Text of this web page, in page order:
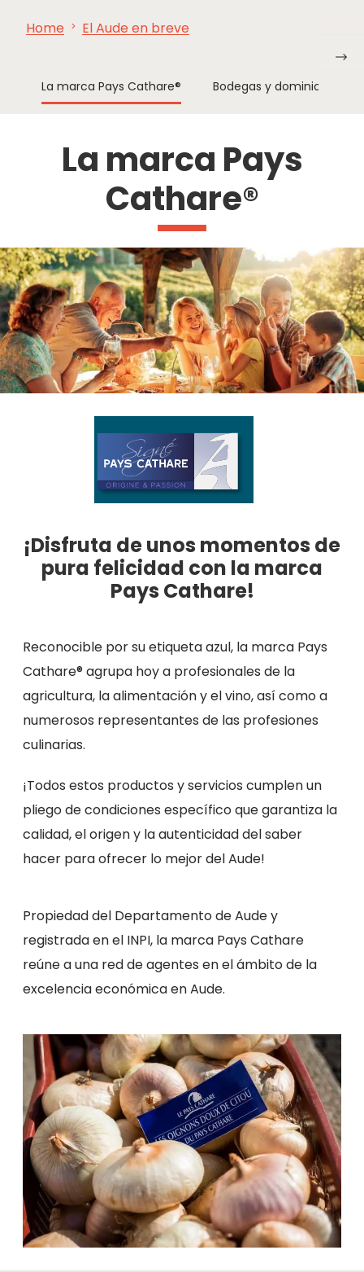
Home El Aude en breve
La marca Pays Cathare® Bodegas y dominios –
La marca Pays
Cathare®
¡Disfruta de unos momentos de
pura felicidad con la marca
Pays Cathare!
Reconocible por su etiqueta azul, la marca Pays
Cathare® agrupa hoy a profesionales de la
agricultura, la alimentación y el vino, así como a
numerosos representantes de las profesiones
culinarias.
¡Todos estos productos y servicios cumplen un
pliego de condiciones específico que garantiza la
calidad, el origen y la autenticidad del saber
hacer para ofrecer lo mejor del Aude!
Propiedad del Departamento de Aude y
registrada en el INPI, la marca Pays Cathare
reúne a una red de agentes en el ámbito de la
excelencia económica en Aude.